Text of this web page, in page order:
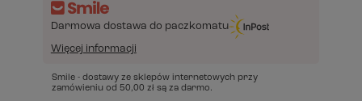
Darmowa dostawa do paczkomatu
Więcej informacji
Smile - dostawy ze sklepów internetowych przy
zamówieniu od 50,00 zł są za darmo.